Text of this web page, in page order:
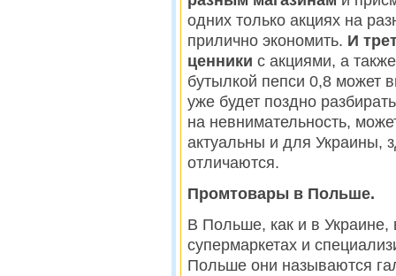
одних только акциях на
прилично экономить. И
ценники с акциями, а
бутылкой пепси 0,8 может
уже будет поздно
на невнимательность,
актуальны и для Украины,
отличаются.
Промтовары в Польше.
В Польше, как и в
супермаркетах и
Польше они называются